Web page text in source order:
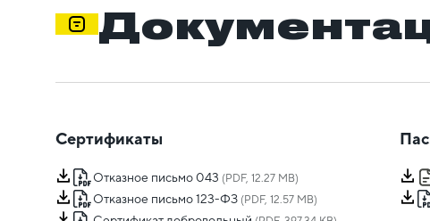
Сертификаты
Отказное письмо 043 (PDF, 12.27 MB)
Отказное письмо 123-ФЗ (PDF, 12.57 MB)